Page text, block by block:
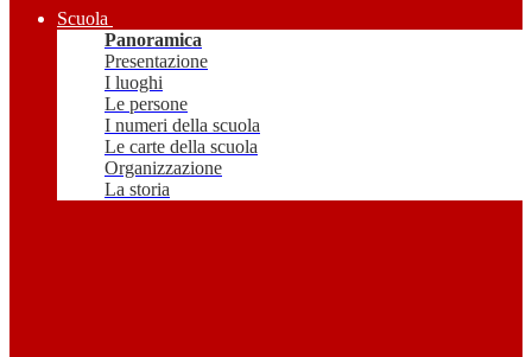
Scuola
Panoramica
Presentazione
I luoghi
Le persone
I numeri della scuola
Le carte della scuola
Organizzazione
La storia